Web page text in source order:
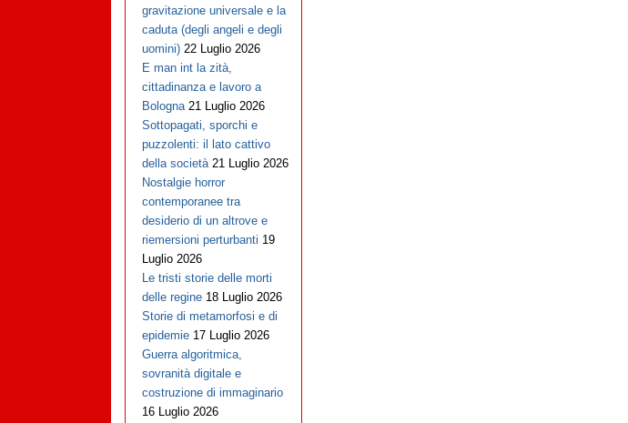
gravitazione universale e la
caduta (degli angeli e degli
uomini) 22 Luglio 2026
E man int la zità,
cittadinanza e lavoro a
Bologna 21 Luglio 2026
Sottopagati, sporchi e
puzzolenti: il lato cattivo
della società 21 Luglio 2026
Nostalgie horror
contemporanee tra
desiderio di un altrove e
riemersioni perturbanti 19
Luglio 2026
Le tristi storie delle morti
delle regine 18 Luglio 2026
Storie di metamorfosi e di
epidemie 17 Luglio 2026
Guerra algoritmica,
sovranità digitale e
costruzione di immaginario
16 Luglio 2026